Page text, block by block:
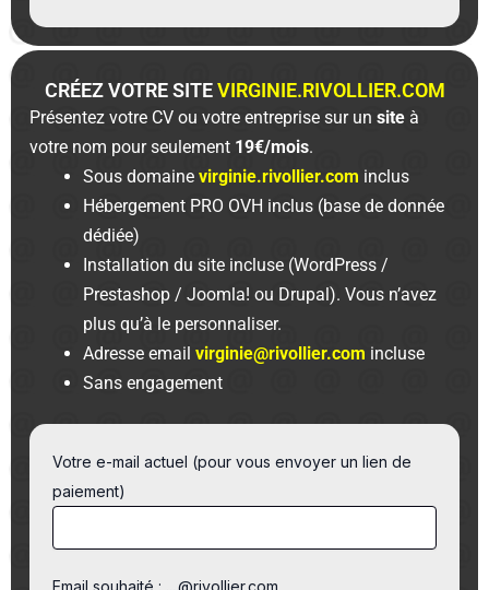
CRÉEZ VOTRE SITEVIRGINIE.RIVOLLIER.COM
Présentez votre CV ou votre entreprise sur unsite à
votre nom pour seulement 19€/mois.
Sous domainevirginie.rivollier.com inclus
Hébergement PRO OVH inclus (base de donnée
dédiée)
Installation du site incluse (WordPress /
Prestashop / Joomla! ou Drupal). Vous n’avez
plus qu’à le personnaliser.
Adresse emailvirginie@rivollier.com incluse
Sans engagement
Votre e-mail actuel (pour vous envoyer un lien de
paiement)
Email souhaité : ....@rivollier.com